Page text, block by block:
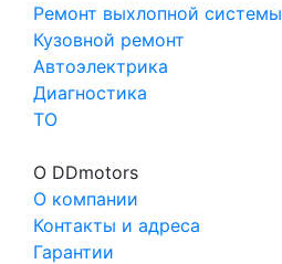
Ремонт выхлопной системы
Кузовной ремонт
Автоэлектрика
Диагностика
ТО
О DDmotors
О компании
Контакты и адреса
Гарантии